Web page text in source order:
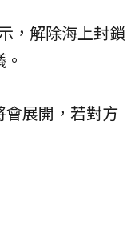
，解除海上封鎖
展開，若對方